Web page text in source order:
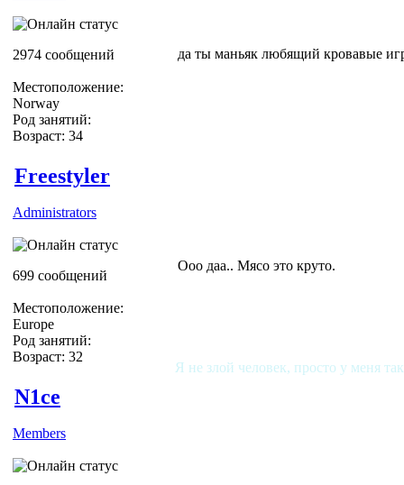
2974 сообщений
Местоположение:
Norway
Род занятий:
Возраст: 34
да ты маньяк любящий кровавые
Freestyler
Administrators
699 сообщений
Местоположение:
Europe
Род занятий:
Возраст: 32
Ооо даа.. Мясо это круто.
Я не злой человек, просто у меня
N1ce
Members